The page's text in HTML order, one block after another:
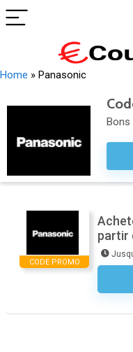
Home » Panasonic
Bons
CODE PROMO
partir